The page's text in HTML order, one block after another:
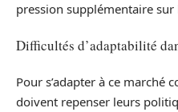
pression supplémentaire sur
Difficultés d’adaptabilité
Pour s’adapter à ce marché
doivent repenser leurs